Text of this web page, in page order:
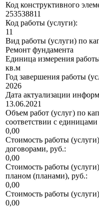
Код конструктивного
253538811
Код работы (услуги):
11
Вид работы (услуги) по
Ремонт фундамента
Единица измерения
кв.м
Год завершения работы
2026
Дата актуализации
13.06.2021
Объем работ (услуг) по
соответствии с
0,00
Стоимость работы
договорами, руб.:
0,00
Стоимость работы
планом (планами), руб.:
0,00
Стоимость работы
0,00